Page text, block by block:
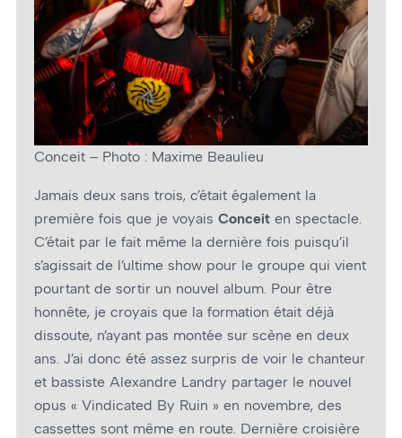
Conceit – Photo : Maxime Beaulieu
Jamais deux sans trois, c’était également la
première fois que je voyais Conceit en spectacle.
C’était par le fait même la dernière fois puisqu’il
s’agissait de l’ultime show pour le groupe qui vient
pourtant de sortir un nouvel album. Pour être
honnête, je croyais que la formation était déjà
dissoute, n’ayant pas montée sur scène en deux
ans. J’ai donc été assez surpris de voir le chanteur
et bassiste Alexandre Landry partager le nouvel
opus « Vindicated By Ruin » en novembre, des
cassettes sont même en route. Dernière croisière